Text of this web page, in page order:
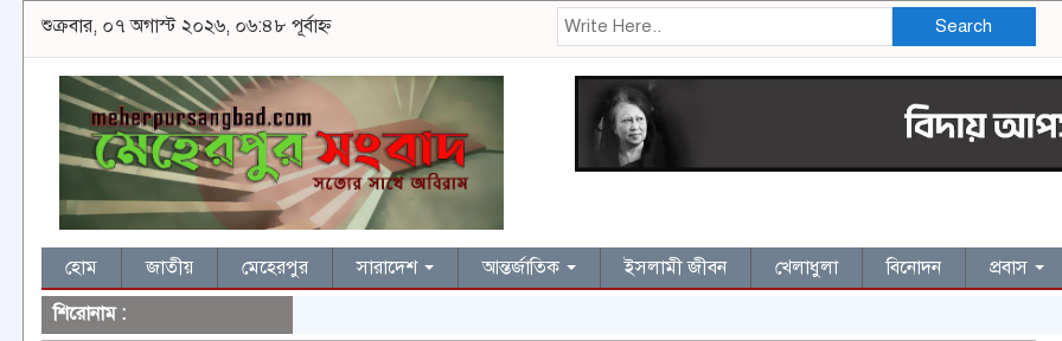
শুক্রবার, ০৭ অগাস্ট ২০২৬, ০৬:৪৮ পূর্বাহ্ন Search
হোম জাতীয় মেহেরপুর সারাদেশ আন্তর্জাতিক ইসলামী জীবন খেলাধুলা বিনোদন প্রবাস
শিরোনাম :